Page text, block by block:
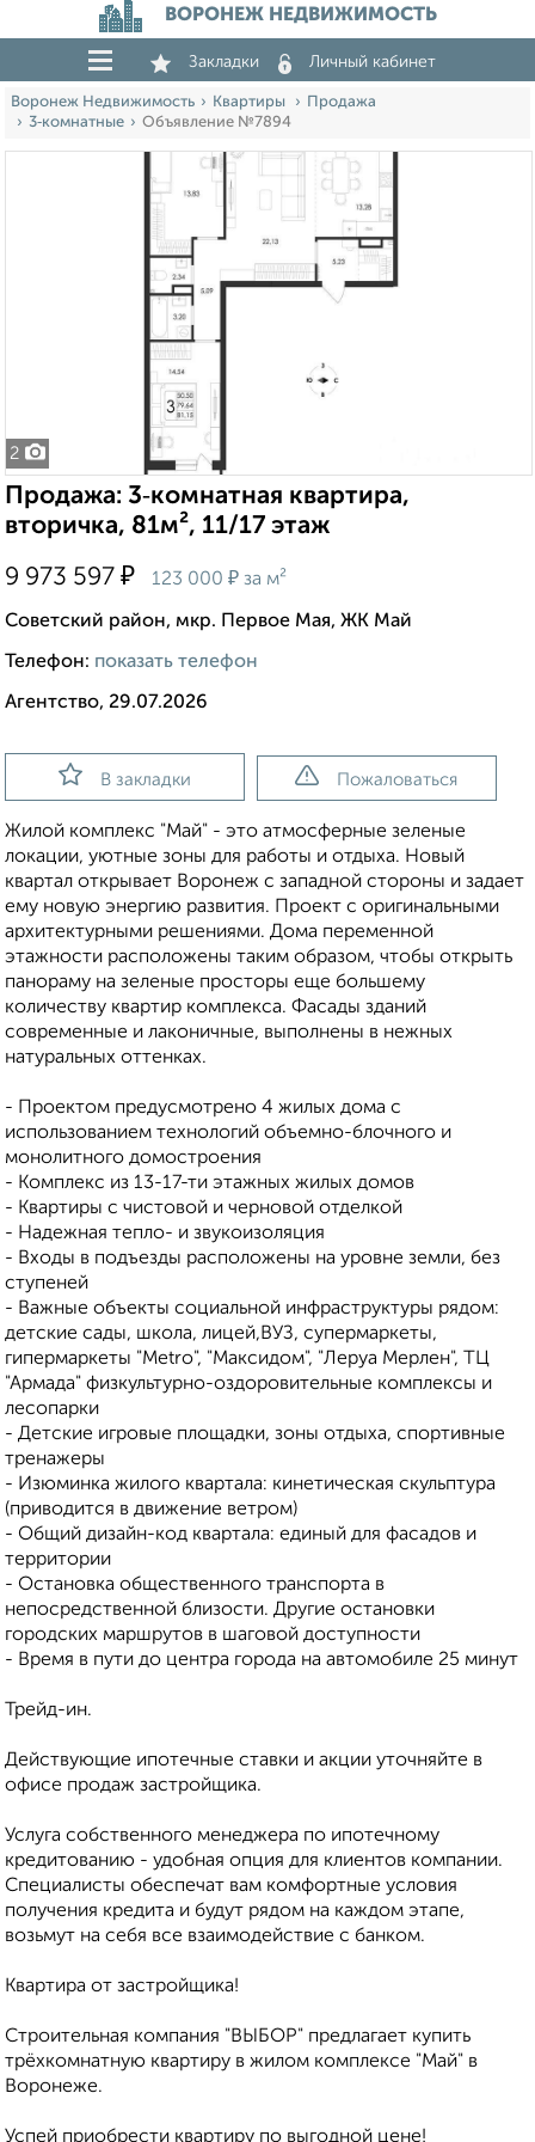
ВОРОНЕЖ НЕДВИЖИМОСТЬ
Закладки Личный кабинет
Воронеж Недвижимость Квартиры
Продажа
3‑комнатные
Объявление №7894
2
Продажа: 3‑комнатная квартира,
вторичка, 81м², 11/17 этаж
9 973 597 ₽ 123 000 ₽ за м²
Советский район, мкр. Первое Мая, ЖК Май
Телефон: показать телефон
Агентство, 29.07.2026
В закладки Пожаловаться
Жилой комплекс "Май" - это атмосферные зеленые
локации, уютные зоны для работы и отдыха. Новый
квартал открывает Воронеж с западной стороны и задает
ему новую энергию развития. Проект с оригинальными
архитектурными решениями. Дома переменной
этажности расположены таким образом, чтобы открыть
панораму на зеленые просторы еще большему
количеству квартир комплекса. Фасады зданий
современные и лаконичные, выполнены в нежных
натуральных оттенках.
- Проектом предусмотрено 4 жилых дома с
использованием технологий объемно-блочного и
монолитного домостроения
- Комплекс из 13-17-ти этажных жилых домов
- Квартиры с чистовой и черновой отделкой
- Надежная тепло- и звукоизоляция
- Входы в подъезды расположены на уровне земли, без
ступеней
- Важные объекты социальной инфраструктуры рядом:
детские сады, школа, лицей,ВУЗ, супермаркеты,
гипермаркеты "Metro", "Максидом", "Леруа Мерлен", ТЦ
"Армада" физкультурно-оздоровительные комплексы и
лесопарки
- Детские игровые площадки, зоны отдыха, спортивные
тренажеры
- Изюминка жилого квартала: кинетическая скульптура
(приводится в движение ветром)
- Общий дизайн-код квартала: единый для фасадов и
территории
- Остановка общественного транспорта в
непосредственной близости. Другие остановки
городских маршрутов в шаговой доступности
- Время в пути до центра города на автомобиле 25 минут
Трейд-ин.
Действующие ипотечные ставки и акции уточняйте в
офисе продаж застройщика.
Услуга собственного менеджера по ипотечному
кредитованию - удобная опция для клиентов компании.
Специалисты обеспечат вам комфортные условия
получения кредита и будут рядом на каждом этапе,
возьмут на себя все взаимодействие с банком.
Квартира от застройщика!
Строительная компания "ВЫБОР" предлагает купить
трёхкомнатную квартиру в жилом комплексе "Май" в
Воронеже.
Успей приобрести квартиру по выгодной цене!